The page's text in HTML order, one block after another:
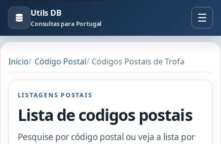
Utils DB
Consultas para Portugal
Início Código Postal Códigos Postais de Trofa
LISTAGENS POSTAIS
Lista de codigos postais
Pesquise por código postal ou veja a lista por